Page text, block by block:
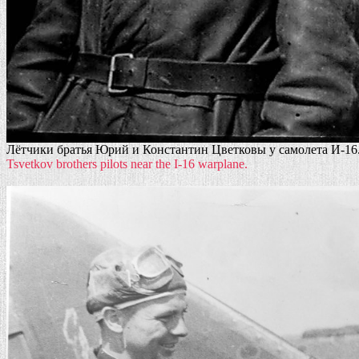
Лётчики братья Юрий и Константин Цветковы у самолета И-
Tsvetkov brothers pilots near the I-16 warplane.